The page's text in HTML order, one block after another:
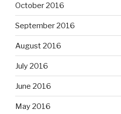
October 2016
September 2016
August 2016
July 2016
June 2016
May 2016